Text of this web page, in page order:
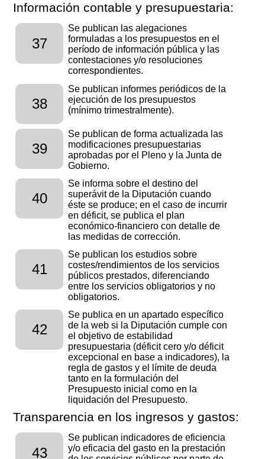
Información contable y presupuestaria:
37
Se publican las alegaciones
formuladas a los presupuestos en el
período de información pública y las
contestaciones y/o resoluciones
correspondientes.
38
Se publican informes periódicos de la
ejecución de los presupuestos
(mínimo trimestralmente).
39
Se publican de forma actualizada las
modificaciones presupuestarias
aprobadas por el Pleno y la Junta de
Gobierno.
40
Se informa sobre el destino del
superávit de la Diputación cuando
éste se produce; en el caso de incurrir
en déficit, se publica el plan
económico-financiero con detalle de
las medidas de corrección.
41
Se publican los estudios sobre
costes/rendimientos de los servicios
públicos prestados, diferenciando
entre los servicios obligatorios y no
obligatorios.
42
Se publica en un apartado específico
de la web si la Diputación cumple con
el objetivo de estabilidad
presupuestaria (déficit cero y/o déficit
excepcional en base a indicadores), la
regla de gastos y el límite de deuda
tanto en la formulación del
Presupuesto inicial como en la
liquidación del Presupuesto.
Transparencia en los ingresos y gastos:
43
Se publican indicadores de eficiencia
y/o eficacia del gasto en la prestación